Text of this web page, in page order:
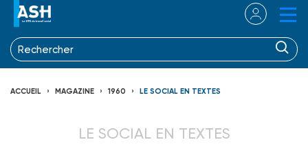
ACCUEIL MAGAZINE 1960 LE SOCIAL EN TEXTES
LE SOCIAL EN TEXTES